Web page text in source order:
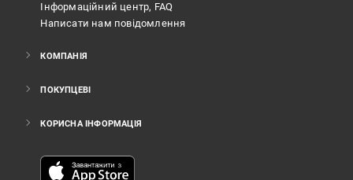
Інформаційний центр, FAQ
Написати нам повідомлення
КОМПАНІЯ
ПОКУПЦЕВІ
КОРИСНА ІНФОРМАЦІЯ